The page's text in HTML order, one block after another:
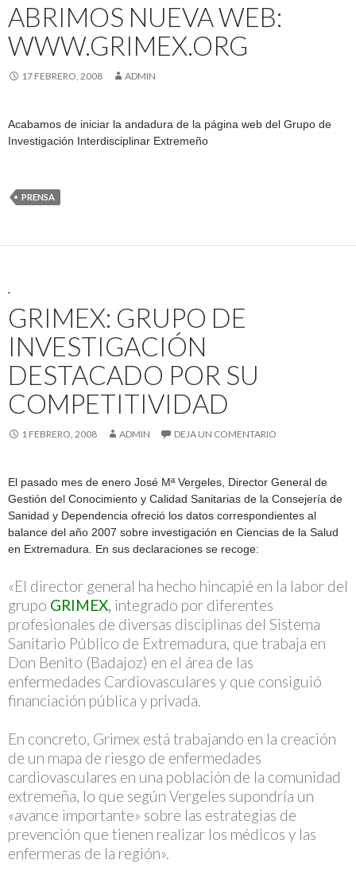
ABRIMOS NUEVA WEB:
WWW.GRIMEX.ORG
17 FEBRERO, 2008 ADMIN
Acabamos de iniciar la andadura de la página web del Grupo de
Investigación Interdisciplinar Extremeño
PRENSA
.
GRIMEX: GRUPO DE
INVESTIGACIÓN
DESTACADO POR SU
COMPETITIVIDAD
1 FEBRERO, 2008 ADMIN DEJA UN COMENTARIO
El pasado mes de enero José Mª Vergeles, Director General de
Gestión del Conocimiento y Calidad Sanitarias de la Consejería de
Sanidad y Dependencia ofreció los datos correspondientes al
balance del año 2007 sobre investigación en Ciencias de la Salud
en Extremadura. En sus declaraciones se recoge:
«El director general ha hecho hincapié en la labor del
grupo GRIMEX, integrado por diferentes
profesionales de diversas disciplinas del Sistema
Sanitario Público de Extremadura, que trabaja en
Don Benito (Badajoz) en el área de las
enfermedades Cardiovasculares y que consiguió
financiación pública y privada.
En concreto, Grimex está trabajando en la creación
de un mapa de riesgo de enfermedades
cardiovasculares en una población de la comunidad
extremeña, lo que según Vergeles supondría un
«avance importante» sobre las estrategias de
prevención que tienen realizar los médicos y las
enfermeras de la región».